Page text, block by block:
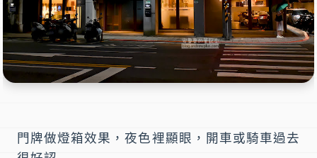
門牌做燈箱效果，夜色裡顯眼，開車或騎車過去